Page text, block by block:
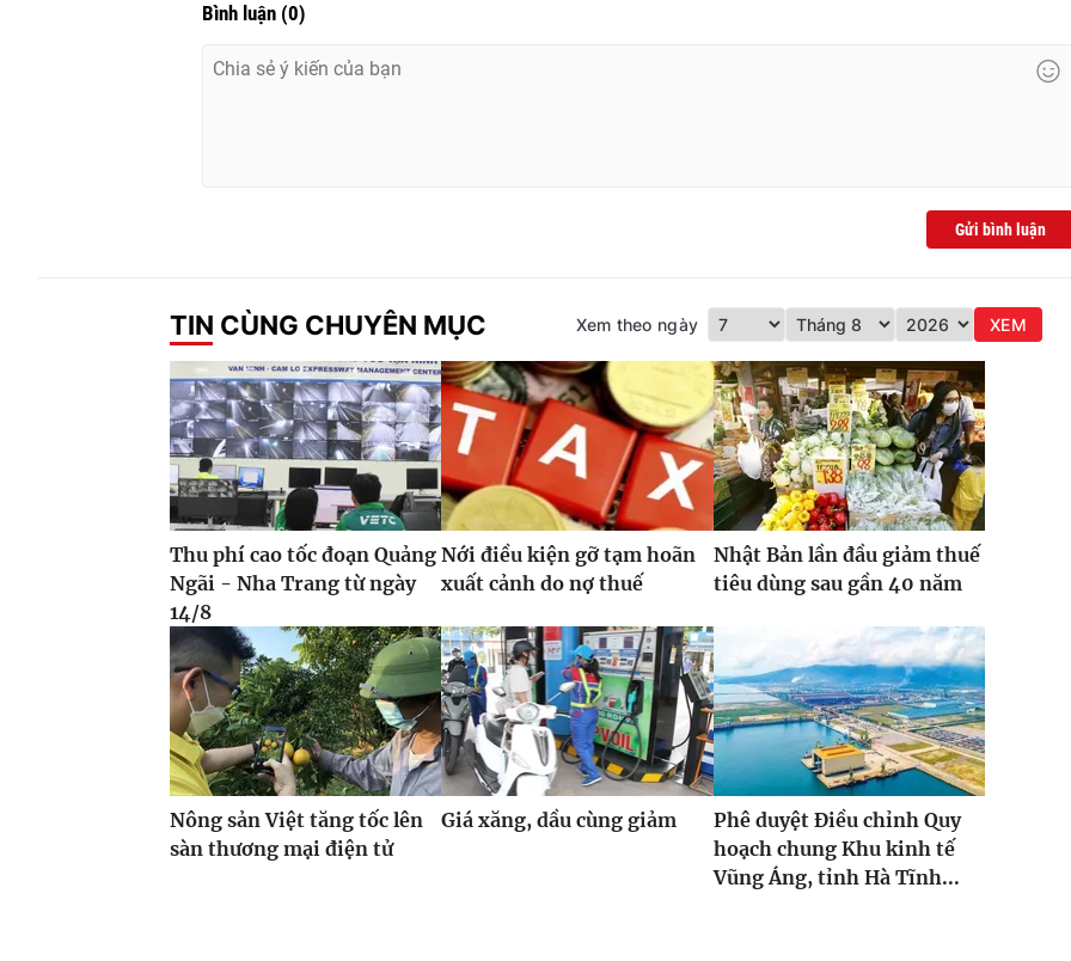
Bình luận (0)
Gửi bình luận
TIN CÙNG CHUYÊN MỤC Xem theo ngày XEM
Thu phí cao tốc đoạn Quảng
Ngãi - Nha Trang từ ngày
14/8
Nới điều kiện gỡ tạm hoãn
xuất cảnh do nợ thuế
Nhật Bản lần đầu giảm thuế
tiêu dùng sau gần 40 năm
Nông sản Việt tăng tốc lên
sàn thương mại điện tử
Giá xăng, dầu cùng giảm
Phê duyệt Điều chỉnh Quy
hoạch chung Khu kinh tế
Vũng Áng, tỉnh Hà Tĩnh...